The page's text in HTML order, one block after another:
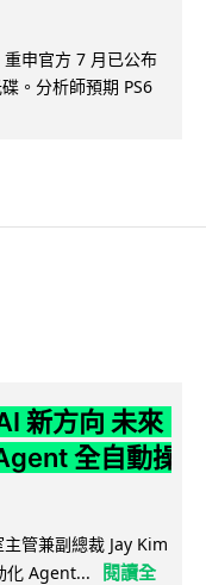
申官方 7 月已公布
。分析師預期 PS6
新方向 未來
全自動操
管兼副總裁 Jay Kim
化 Agent...
閱讀全